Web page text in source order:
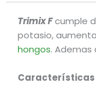
Trimix Fcumple
potasio,
hongos.
Características